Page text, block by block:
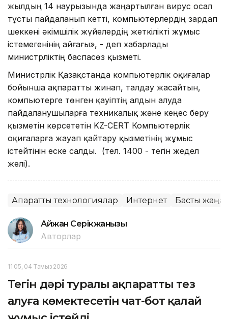
жылдың 14 наурызында жаңартылған вирус осал
тұсты пайдаланып кетті, компьютерлердің зардап
шеккені әкімшілік жүйелердің жеткілікті жұмыс
істемегенінің айғағы», - деп хабарлады
министрліктің баспасөз қызметі.
Министрлік Қазақстанда компьютерлік оқиғалар
бойынша ақпаратты жинап, талдау жасайтын,
компьютерге төнген қауіптің алдын алуда
пайдаланушыларға техникалық және кеңес беру
қызметін көрсететін KZ-CERT Компьютерлік
оқиғаларға жауап қайтару қызметінің жұмыс
істейтінін еске салды. (тел. 1400 - тегін жедел
желі).
Ақпараттық технологиялар Интернет Басты
Айжан Серікжанқызы
Авторлар
11:05, 04 Тамыз 2026
Тегін дәрі туралы ақпаратты тез
алуға көмектесетін чат-бот қалай